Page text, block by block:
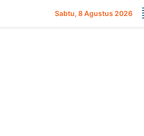
Sabtu 8 Agustus 2026